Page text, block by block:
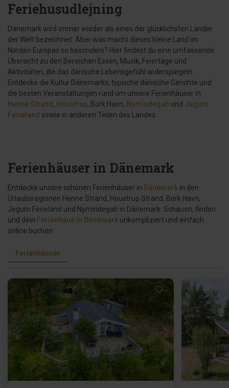
Feriehusudlejning
Dänemark wird immer wieder als eines der glücklichsten Länder
der Welt bezeichnet. Aber was macht dieses kleine Land im
Norden Europas so besonders? Hier findest du eine umfassende
Übersicht zu den Bereichen Essen, Musik, Feiertage und
Aktivitäten, die das dänische Lebensgefühl widerspiegeln.
Entdecke die Kultur Dänemarks, typische dänische Gerichte und
die besten Veranstaltungen rund um unsere Ferienhäuser in
Henne Strand , Houstrup, Bork Havn, Nymindegab und Jegum
Ferieland sowie in anderen Teilen des Landes.
Ferienhäuser in Dänemark
Entdecke unsere schönen Ferienhäuser in Dänemark in den
Urlaubsregionen Henne Strand, Houstrup Strand, Bork Havn,
Jegum Ferieland und Nymindegab in Dänemark. Schauen, finden
und dein Ferienhaus in Dänemark unkompliziert und einfach
online buchen.
Ferienhäuser
Lädt ...